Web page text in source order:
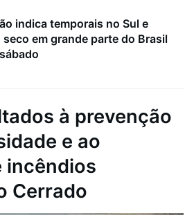
indica temporais no Sul e
em grande parte do Brasil
à prevenção
e ao
incêndios
Cerrado